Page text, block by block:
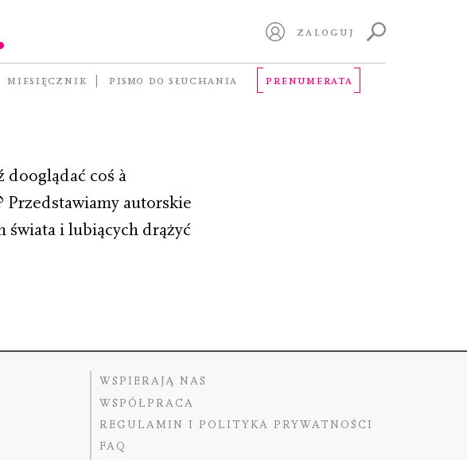
ZALOGUJ
MIESIĘCZNIK PISMO DO SŁUCHANIA PRENUMERATA
dooglądać coś à
autorskie
świata i lubiących drążyć
WSPIERAJĄ NAS
WSPÓŁPRACA
REGULAMIN I POLITYKA PRYWATNOŚCI
FAQ